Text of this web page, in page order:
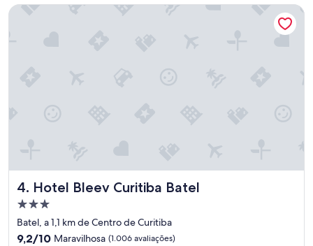
4. Hotel Bleev Curitiba Batel
Hotel Bleev Curitiba Batel
Propriedade
3.0
estrelas
Batel, a 1,1 km de Centro de Curitiba
9.2
9,2/10 Maravilhosa (1.006 avaliações)
Hotel Bleev Curitiba Batel